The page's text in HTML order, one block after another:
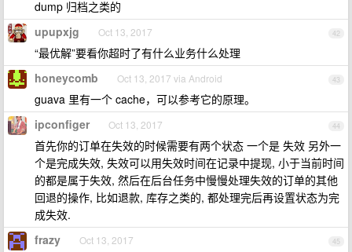
dump 归档之类的
42
upupxjg Oct 13, 2017
“最优解”要看你超时了有什么业务什么处理
43
honeycomb Oct 13, 2017 via Android
guava 里有一个 cache，可以参考它的原理。
44
ipconfiger Oct 13, 2017
首先你的订单在失效的时候需要有两个状态 一个是 失效 另外一
个是完成失效, 失效可以用失效时间在记录中提现, 小于当前时间
的都是属于失效, 然后在后台任务中慢慢处理失效的订单的其他
回退的操作, 比如退款, 库存之类的, 都处理完后再设置状态为完
成失效.
45
frazy Oct 13, 2017